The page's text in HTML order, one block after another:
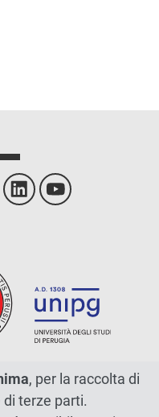
, per la raccolta di
terze parti.